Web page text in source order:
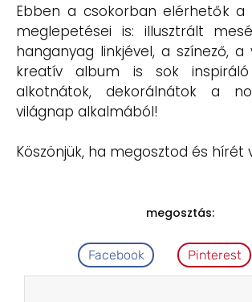
Ebben a csokorban elérhetők a
meglepetései is: illusztrált
hanganyag linkjével, a színező, a
kreatív album is sok
alkotnátok, dekorálnátok a
világnap alkalmából!
Köszönjük, ha megosztod és hírét
megosztás:
Facebook Pinterest